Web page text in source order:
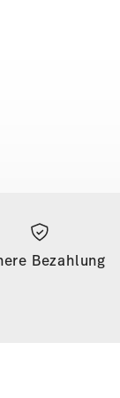
Bezahlung